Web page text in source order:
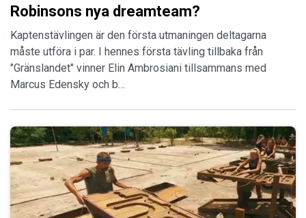
Robinsons nya dreamteam?
Kaptenstävlingen är den första utmaningen deltagarna
måste utföra i par. I hennes första tävling tillbaka från
"Gränslandet" vinner Elin Ambrosiani tillsammans med
Marcus Edensky och b…